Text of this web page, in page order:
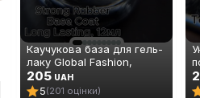
Каучукова база для гель-
лаку Global Fashion,
Strong Long Lasting Base
Coat, 12 мл
205 UAH
5(201 оцінки)